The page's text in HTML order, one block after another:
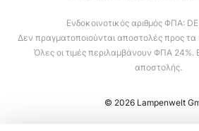
Ενδοκοινοτικός αριθμός ΦΠΑ:
Δεν πραγματοποιούνται αποστολές προς τα
Όλες οι τιμές περιλαμβάνουν ΦΠΑ 24%.
αποστολής.
© 2026 Lampenwelt